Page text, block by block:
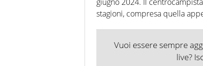
stagioni, compresa quella
Vuoi essere sempre
live?